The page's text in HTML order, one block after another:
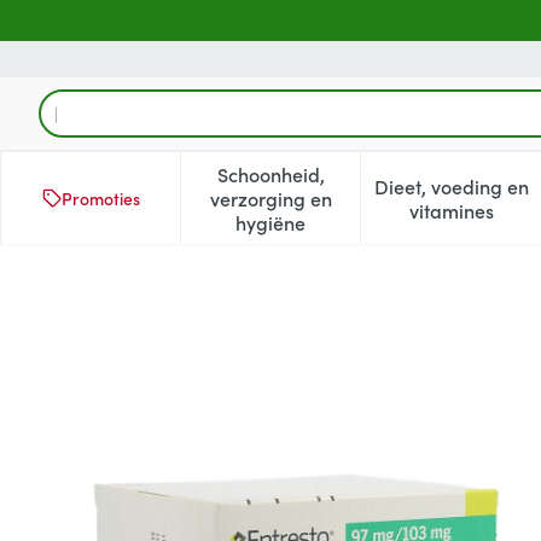
Product, merk, categorie...
Promoties
Schoonheid,
verzorging en
hygiëne
Toon submenu voor
Dieet, voeding en
vitamines
Toon
Entresto 97mg/103mg